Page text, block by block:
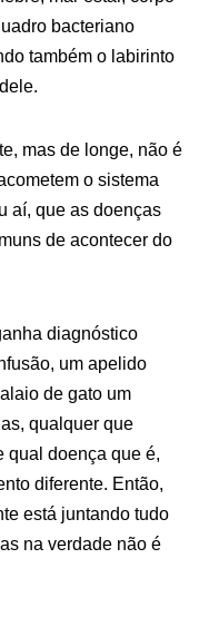
bacteriano
também o labirinto
mas de longe, não é
o sistema
aí, que as doenças
de acontecer do
diagnóstico
um apelido
de gato um
qualquer que
qual doença que é,
diferente. Então,
está juntando tudo
na verdade não é